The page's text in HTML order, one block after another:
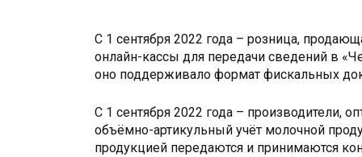
С 1 сентября 2022 года – розница,
онлайн-кассы для передачи сведений в
оно поддерживало формат фискальных
С 1 сентября 2022 года – производители,
объёмно-артикульный учёт молочной
продукцией передаются и принимаются